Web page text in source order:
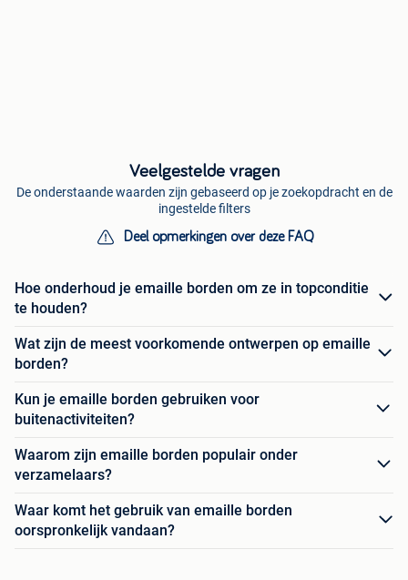
Veelgestelde vragen
De onderstaande waarden zijn gebaseerd op je zoekopdracht en de
ingestelde filters
Deel opmerkingen over deze FAQ
Hoe onderhoud je emaille borden om ze in topconditie
te houden?
Wat zijn de meest voorkomende ontwerpen op emaille
borden?
Kun je emaille borden gebruiken voor
buitenactiviteiten?
Waarom zijn emaille borden populair onder
verzamelaars?
Waar komt het gebruik van emaille borden
oorspronkelijk vandaan?